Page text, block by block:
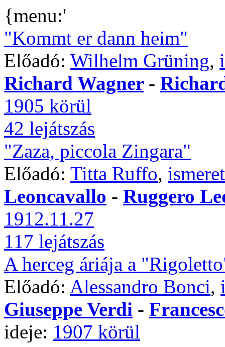
{menu:'
"Kommt er dann heim"
Előadó: Wilhelm Grüning,
Richard Wagner-
1905 körül
42 lejátszás
"Zaza, piccola Zingara"
Előadó: Titta Ruffo,
Leoncavallo - Ruggero
1912.11.27
117 lejátszás
A herceg áriája a
Előadó: Alessandro Bonci,
Giuseppe Verdi -
ideje: 1907 körül